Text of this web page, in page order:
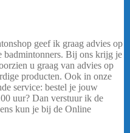
geef ik graag advies op
badmintonners. Bij ons krijg je
u graag van advies op
producten. Ook in onze
service: bestel je jouw
uur? Dan verstuur ik de
kun je bij de Online